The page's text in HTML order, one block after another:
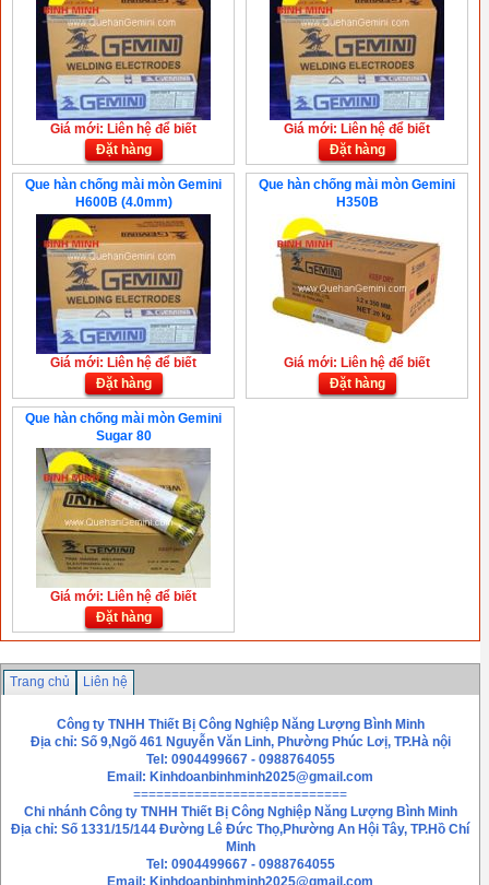
Giá mới: Liên hệ để biết
Đặt hàng
Giá mới: Liên hệ để biết
Đặt hàng
Que hàn chống mài mòn Gemini
H600B (4.0mm)
Giá mới: Liên hệ để biết
Đặt hàng
Que hàn chống mài mòn Gemini
H350B
Giá mới: Liên hệ để biết
Đặt hàng
Que hàn chống mài mòn Gemini
Sugar 80
Giá mới: Liên hệ để biết
Đặt hàng
Trang chủ Liên hệ
Công ty TNHH Thiết Bị Công Nghiệp Năng Lượng Bình Minh
Địa chỉ: Số 9,Ngõ 461 Nguyễn Văn Linh, Phường Phúc Lơị, TP.Hà nội
Tel: 0904499667 - 0988764055
Email: Kinhdoanbinhminh2025@gmail.com
============================
Chi nhánh Công ty TNHH Thiết Bị Công Nghiệp Năng Lượng Bình Minh
Địa chỉ: Số 1331/15/144 Đường Lê Đức Thọ,Phường An Hội Tây, TP.Hồ Chí
Minh
Tel: 0904499667 - 0988764055
Email: Kinhdoanbinhminh2025@gmail.com